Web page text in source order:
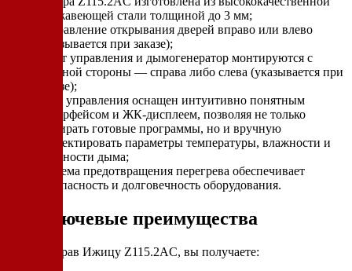
нержавеющей стали толщиной до 3 мм;
направление открывания дверей вправо или влево
(указывается при заказе);
пульт управления и дымогенератор монтируются с
удобной стороны — справа либо слева (указывается при
заказе);
блок управления оснащен интуитивно понятным
интерфейсом и ЖК-дисплеем, позволяя не только
выбирать готовые программы, но и вручную
корректировать параметры температуры, влажности и
плотности дыма;
система предотвращения перегрева обеспечивает
безопасность и долговечность оборудования.
Ключевые преимущества
Выбрав Ижицу Z115.2AC, вы получаете: